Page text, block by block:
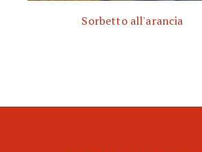
Sorbetto all'arancia